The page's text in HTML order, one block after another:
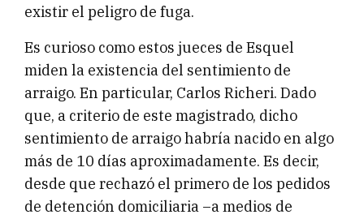
existir el peligro de fuga.
Es curioso como estos jueces de Esquel
miden la existencia del sentimiento de
arraigo. En particular, Carlos Richeri. Dado
que, a criterio de este magistrado, dicho
sentimiento de arraigo habría nacido en algo
más de 10 días aproximadamente. Es decir,
desde que rechazó el primero de los pedidos
de detención domiciliaria –a medios de